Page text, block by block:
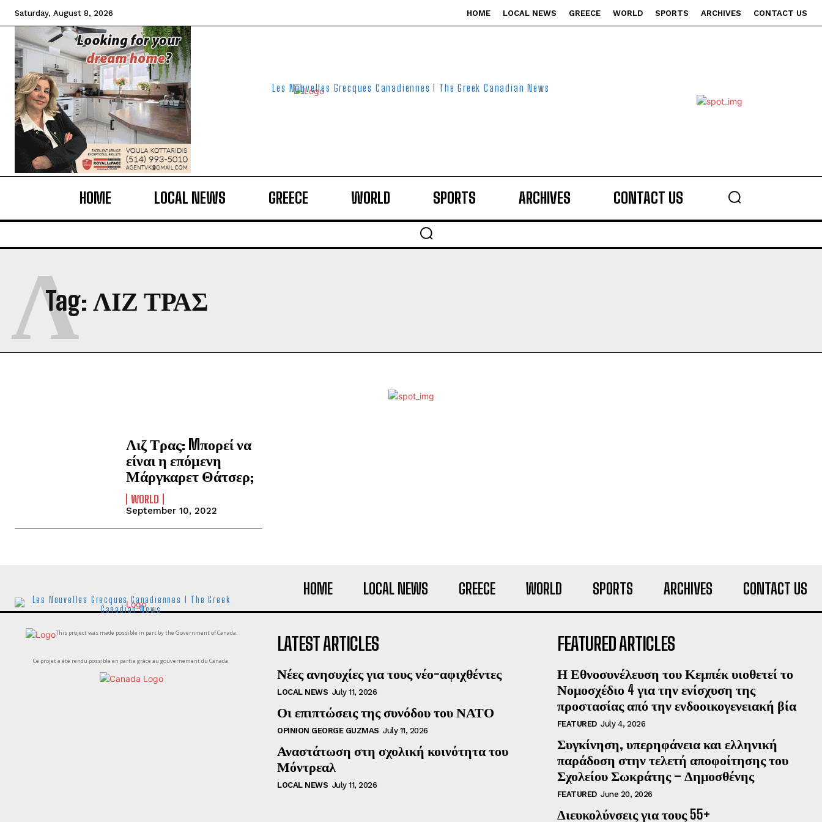
Saturday, August 8, 2026 HOME LOCAL NEWS GREECE WORLD SPORTS ARCHIVES CONTACT US
Les Nouvelles Grecques Canadiennes I The Greek Canadian News
HOME LOCAL NEWS GREECE WORLD SPORTS ARCHIVES CONTACT US
Tag: ΛΙΖ ΤΡΑΣ
Λ
Λιζ Τρας: Mπορεί να
είναι η επόμενη
Μάργκαρετ Θάτσερ;
WORLD
September 10, 2022
HOME LOCAL NEWS GREECE WORLD SPORTS ARCHIVES CONTACT US
Les Nouvelles Grecques Canadiennes I The Greek
Canadian News
This project was made possible in part by the Government of Canada.
Ce projet a été rendu possible en partie grâce au gouvernement du Canada.
LATEST ARTICLES
Νέες ανησυχίες για τους νέο-αφιχθέντες
LOCAL NEWS July 11, 2026
Οι επιπτώσεις της συνόδου του ΝΑΤΟ
OPINION GEORGE GUZMAS July 11, 2026
Αναστάτωση στη σχολική κοινότητα του
Μόντρεαλ
LOCAL NEWS July 11, 2026
FEATURED ARTICLES
Η Εθνοσυνέλευση του Κεμπέκ υιοθετεί το
Νομοσχέδιο 4 για την ενίσχυση της
προστασίας από την ενδοοικογενειακή βία
FEATURED July 4, 2026
Συγκίνηση, υπερηφάνεια και ελληνική
παράδοση στην τελετή αποφοίτησης του
Σχολείου Σωκράτης – Δημοσθένης
FEATURED June 20, 2026
Διευκολύνσεις για τους 55+